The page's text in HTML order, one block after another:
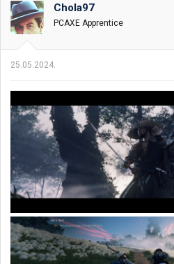
Chola97
PCAXE Apprentice
25.05.2024.